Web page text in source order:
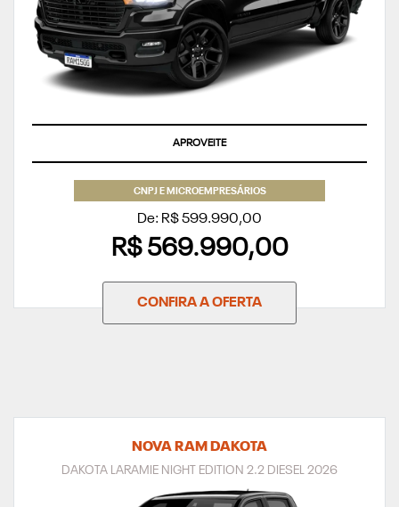
APROVEITE
CNPJ E MICROEMPRESÁRIOS
De: R$ 599.990,00
R$ 569.990,00
CONFIRA A OFERTA
NOVA RAM DAKOTA
DAKOTA LARAMIE NIGHT EDITION 2.2 DIESEL 2026